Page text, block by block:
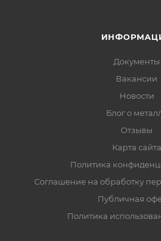
Документы
Вакансии
Новости
Блог о
Отзывы
Карта сайта
Политика
Соглашение на обработку
Публичная
Политика